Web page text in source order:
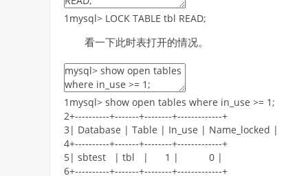
1 mysql> LOCK TABLE tbl READ;
看一下此时表打开的情况。
1
2
3
4
5
6
mysql> show open tables where in_use >= 1;
+----------+-------+--------+-------------+
| Database | Table | In_use | Name_locked |
+----------+-------+--------+-------------+
| sbtest | tbl | 1 | 0 |
+----------+-------+--------+-------------+